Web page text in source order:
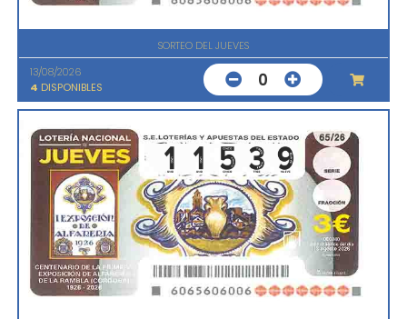
SORTEO DEL JUEVES
13/08/2026
4 DISPONIBLES 0